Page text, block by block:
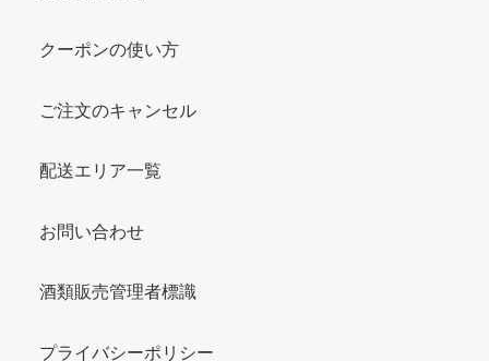
クーポンの使い方
ご注文のキャンセル
配送エリア一覧
お問い合わせ
酒類販売管理者標識
プライバシーポリシー